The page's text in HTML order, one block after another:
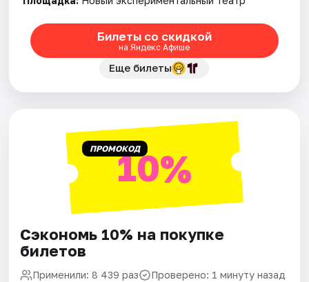
Билеты со скидкой
на Яндекс Афише
Еще билеты
ПРОМОКОД10%
Сэкономь 10% на покупке
билетов
Применили: 8 439 раз Проверено: 1 минуту назад